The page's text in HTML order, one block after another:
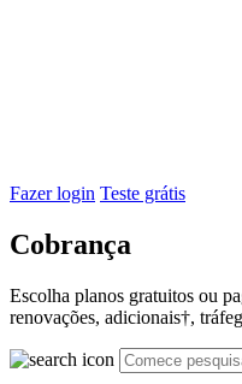
Fazer login Teste grátis
Cobrança
Escolha planos gratuitos ou
renovações, adicionais†,